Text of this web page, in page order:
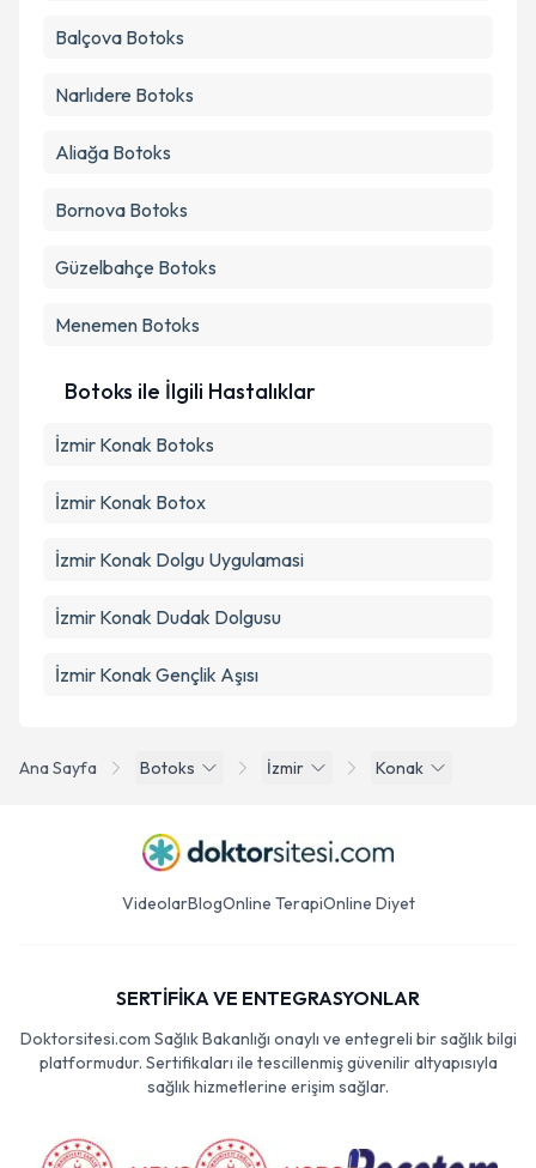
Ana Sayfa Botoks İzmir Konak
Balçova Botoks
Narlıdere Botoks
Aliağa Botoks
Bornova Botoks
Güzelbahçe Botoks
Menemen Botoks
Botoks ile İlgili Hastalıklar
İzmir Konak Botoks
İzmir Konak Botox
İzmir Konak Dolgu Uygulamasi
İzmir Konak Dudak Dolgusu
İzmir Konak Gençlik Aşısı
VideolarBlogOnline TerapiOnline Diyet
SERTİFİKA VE ENTEGRASYONLAR
Doktorsitesi.com Sağlık Bakanlığı onaylı ve entegreli bir sağlık bilgi
platformudur. Sertifikaları ile tescillenmiş güvenilir altyapısıyla
sağlık hizmetlerine erişim sağlar.